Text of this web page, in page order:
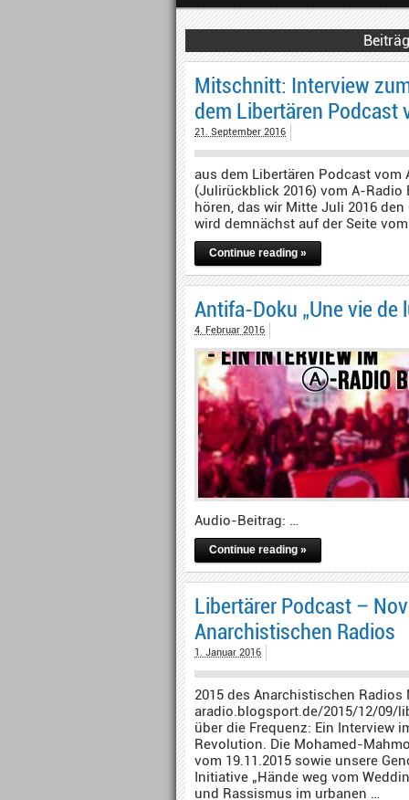
Mitschnitt: Interview
dem Libertären Podcast
21. September 2016
aus dem Libertären Podcast vom
(Julirückblick 2016) vom A-
hören, das wir Mitte Juli 2016
wird demnächst auf der Seite
Continue reading »
Antifa-Doku „Une vie de
4. Februar 2016
Audio-Beitrag: …
Continue reading »
Libertärer Podcast –
Anarchistischen Radios
1. Januar 2016
2015 des Anarchistischen
aradio.blogsport.de/2015/12/09/
über die Frequenz: Ein Interview
Revolution. Die Mohamed-
vom 19.11.2015 sowie unsere
Initiative „Hände weg vom
und Rassismus im urbanen …